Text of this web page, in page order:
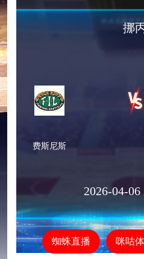
挪
费斯尼斯
2026-04-06
蜘蛛直播 咪咕